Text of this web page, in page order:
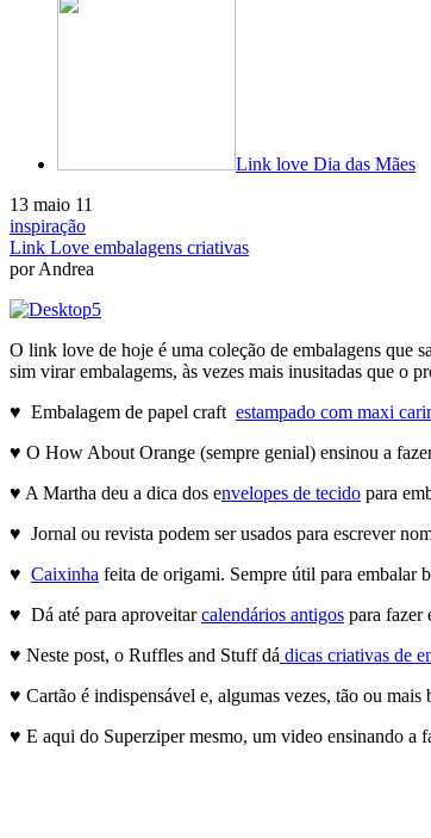
Link love Dia das Mães
13 maio 11
inspiração
Link Love embalagens criativas
por Andrea
O link love de hoje é uma coleção de embalagens que
sim virar embalagems, às vezes mais inusitadas que o
♥ Embalagem de papel craft estampado com maxi
♥ O How About Orange (sempre genial) ensinou a
♥ A Martha deu a dica dos envelopes de tecido para
♥ Jornal ou revista podem ser usados para escrever
♥ Caixinha feita de origami. Sempre útil para embalar
♥ Dá até para aproveitarcalendários antigos para fazer
♥ Neste post, o Ruffles and Stuff dá dicas criativas de
♥ Cartão é indispensável e, algumas vezes, tão ou
♥ E aqui do Superziper mesmo, um video ensinando a